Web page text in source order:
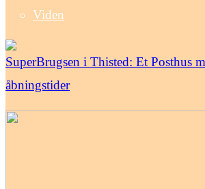
Viden
SuperBrugsen i Thisted: Et Posthus
åbningstider